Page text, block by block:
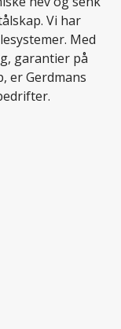
Vi har
Med
garantier på
er Gerdmans